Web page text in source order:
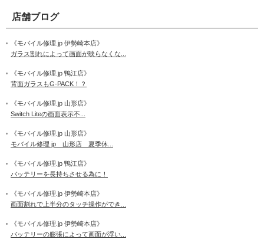
店舗ブログ
《モバイル修理.jp 伊勢崎本店》
ガラス割れによって画面が映らなくな...
《モバイル修理.jp 鴨江店》
背面ガラスもG-PACK！？
《モバイル修理.jp 山形店》
Switch Liteの画面表示不...
《モバイル修理.jp 山形店》
モバイル修理 jp 山形店 夏季休...
《モバイル修理.jp 鴨江店》
バッテリーを長持ちさせる為に！
《モバイル修理.jp 伊勢崎本店》
画面割れで上半分のタッチ操作ができ...
《モバイル修理.jp 伊勢崎本店》
バッテリーの膨張によって画面が浮い...